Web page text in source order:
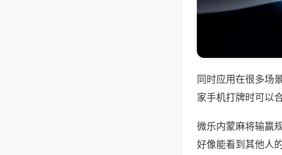
同时应用在很多场
家手机打牌时可以
微乐内蒙麻将输赢
好像能看到其他人